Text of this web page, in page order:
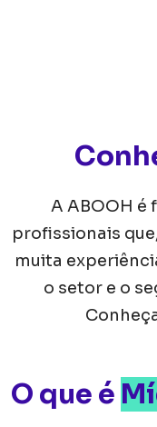
A ABOOH é
profissionais
muita
o setor e o
O que é